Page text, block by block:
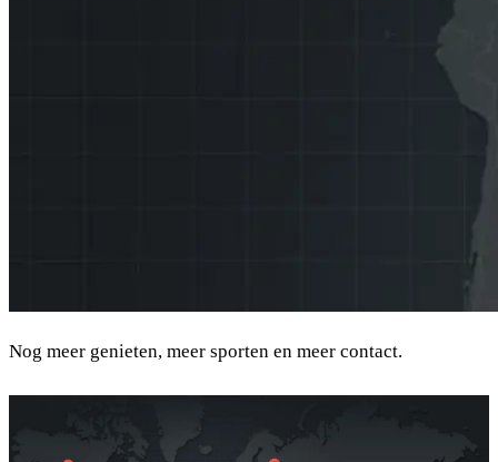
Nog meer genieten, meer sporten en meer contact.